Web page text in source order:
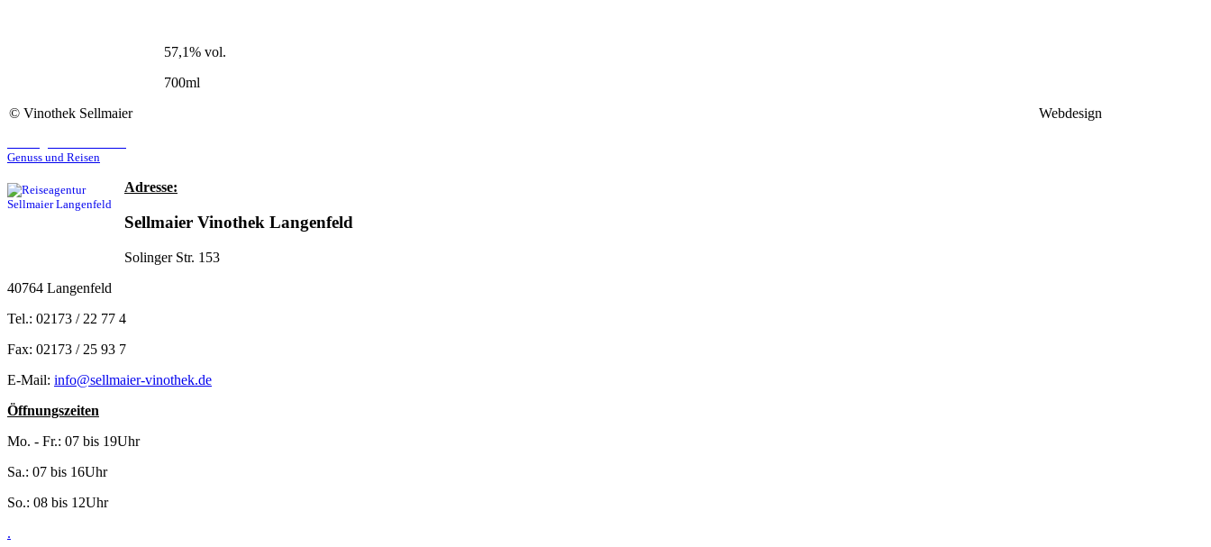
57,1% vol.
700ml
© Vinothek Sellmaier Webdesign
Genuss und Reisen
Adresse:
Sellmaier Vinothek Langenfeld
Solinger Str. 153
40764 Langenfeld
Tel.: 02173 / 22 77 4
Fax: 02173 / 25 93 7
E-Mail: info@sellmaier-vinothek.de
Öffnungszeiten
Mo. - Fr.: 07 bis 19Uhr
Sa.: 07 bis 16Uhr
So.: 08 bis 12Uhr
.